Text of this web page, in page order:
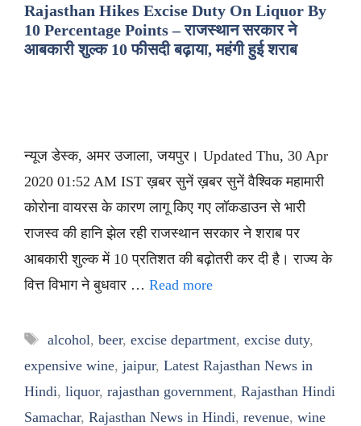
Rajasthan Hikes Excise Duty On Liquor By
10 Percentage Points – राजस्थान सरकार ने
आबकारी शुल्क 10 फीसदी बढ़ाया, महंगी हुई शराब
न्यूज डेस्क, अमर उजाला, जयपुर। Updated Thu, 30 Apr
2020 01:52 AM IST ख़बर सुनें ख़बर सुनें वैश्विक महामारी
कोरोना वायरस के कारण लागू किए गए लॉकडाउन से भारी
राजस्व की हानि झेल रही राजस्थान सरकार ने शराब पर
आबकारी शुल्क में 10 प्रतिशत की बढ़ोतरी कर दी है। राज्य के
वित्त विभाग ने बुधवार … Read more
Tags
alcohol, beer, excise department, excise duty,
expensive wine, jaipur, Latest Rajasthan News in
Hindi, liquor, rajasthan government, Rajasthan Hindi
Samachar, Rajasthan News in Hindi, revenue, wine